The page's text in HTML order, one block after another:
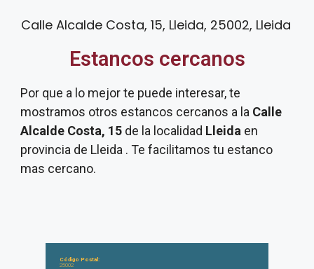
Calle Alcalde Costa, 15, Lleida, 25002, Lleida
Estancos cercanos
Por que a lo mejor te puede interesar, te
mostramos otros estancos cercanos a la Calle
Alcalde Costa, 15 de la localidad Lleida en
provincia de Lleida . Te facilitamos tu estanco
mas cercano.
Código Postal:
25002